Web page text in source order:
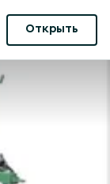
Открыть